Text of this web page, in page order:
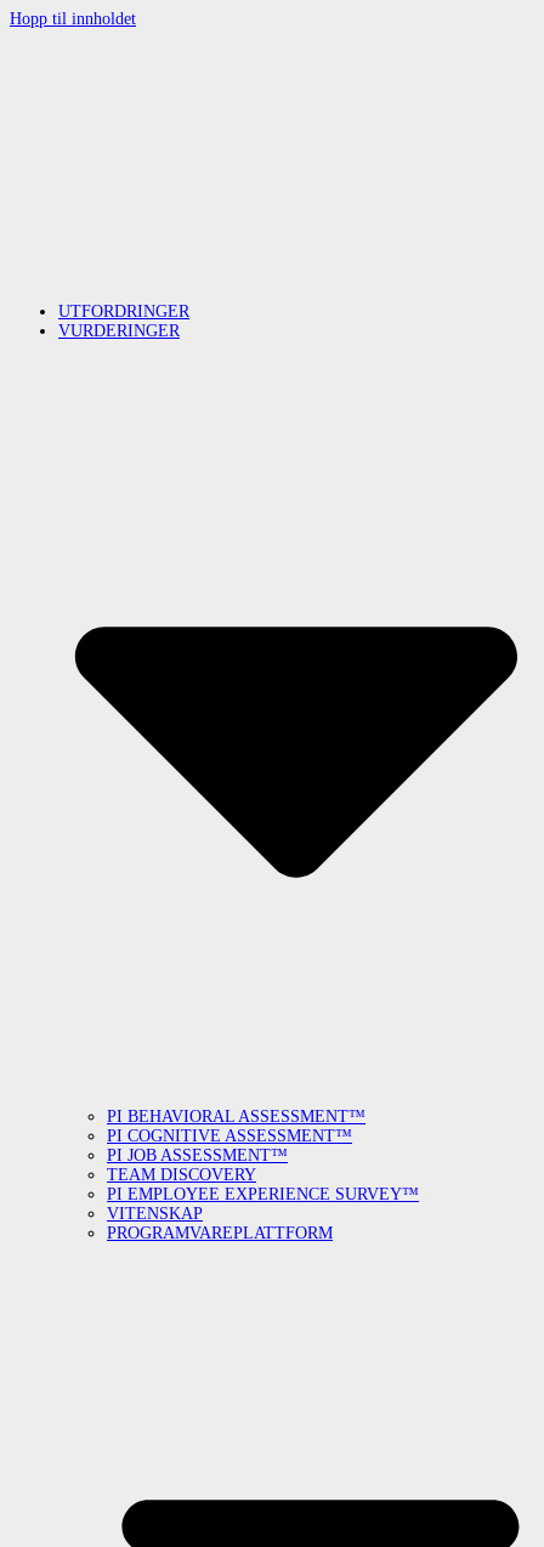
Hopp til innholdet
UTFORDRINGER
VURDERINGER
PI BEHAVIORAL ASSESSMENT™
PI COGNITIVE ASSESSMENT™
PI JOB ASSESSMENT™
TEAM DISCOVERY
PI EMPLOYEE EXPERIENCE SURVEY™
VITENSKAP
PROGRAMVAREPLATTFORM